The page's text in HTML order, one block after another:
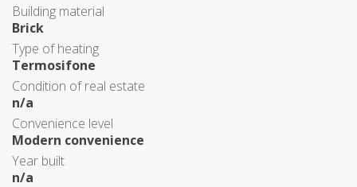
Building material
Brick
Type of heating
Termosifone
Condition of real estate
n/a
Convenience level
Modern convenience
Year built
n/a